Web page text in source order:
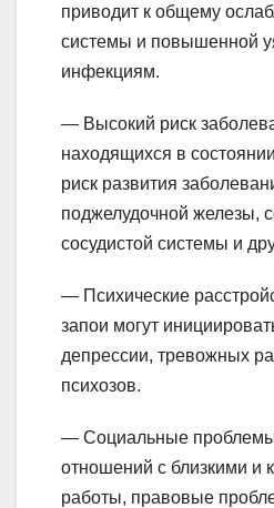
приводит к общему
системы и повышенной
инфекциям.
— Высокий риск
находящихся в
риск развития
поджелудочной железы,
сосудистой системы и
— Психические
запои могут
депрессии, тревожных
психозов.
— Социальные
отношений с близкими и
работы, правовые